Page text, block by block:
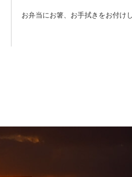
お弁当にお箸、お手拭きをお付けし